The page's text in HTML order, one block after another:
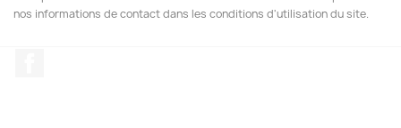
nos informations de contact dans les conditions d'utilisation du site.